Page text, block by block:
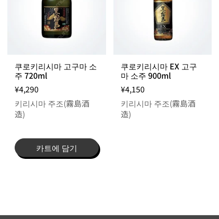
출고일 지정 불가 / 주문 후 입고 제품
쿠로키리시마 고구마 소
주 720ml
¥4,290
키리시마 주조(霧島酒
造)
카트에 담기
쿠로키리시마 EX 고구
마 소주 900ml
¥4,150
키리시마 주조(霧島酒
造)